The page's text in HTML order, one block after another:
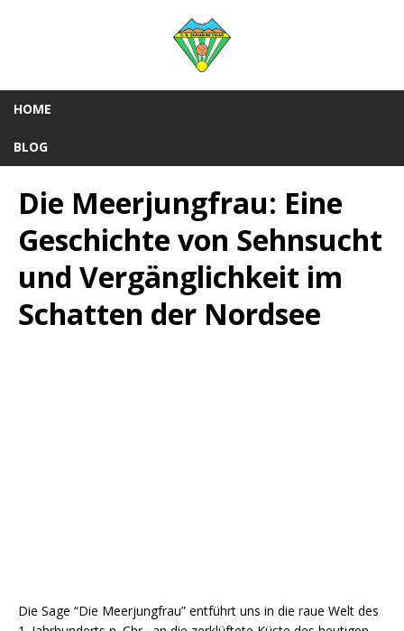
HOME
BLOG
Die Meerjungfrau: Eine
Geschichte von Sehnsucht
und Vergänglichkeit im
Schatten der Nordsee
Die Sage “Die Meerjungfrau” entführt uns in die raue Welt des